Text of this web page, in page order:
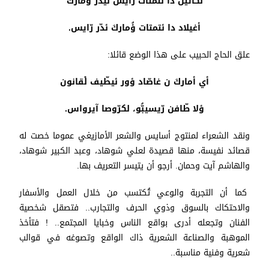
أغيلاد دا ئتمتات ؤُماركَ ئدّر رّايس.
علق الحاج الحبيب على هذا الوضع قائلا:
أي أماركَ ن غاصّاد ؤور ئيطّيف لْقانون
ؤلا طّافن رّيسيبُّو، لكرّوصا آيرواس.
ونقد الشعراء لمنتوج أسايس والشعر الأمازيغي عموما خصت له
قصائد نفيسة، منها قصيدة لعلي شوهاد، وعبد الكبير شوهاد،
والهاشم آيت وحمان. أرجو أن يتيسر التعريف بها.
كما أن التجربة والوعي تُكتسب من خلال العمل والأسفار
والاحتكاك بالسوق وذوي الحرف والتجارب.. فتصقل شخصية
الفنان وتجعله أدرى بواقع الناس وخبايا المجتمع.. ! فتأخذ
الموهبة والصناعة الشعرية ذاك الواقع وتصوغه في قوالب
شعرية وفنية مناسبة..